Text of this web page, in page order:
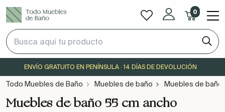
0
ENVÍO GRATUITO EN PENÍNSULA · 14 DÍAS DE DEVOLUCIÓN
Todo Muebles de Baño Muebles de baño Muebles de baño
Muebles de baño 55 cm ancho